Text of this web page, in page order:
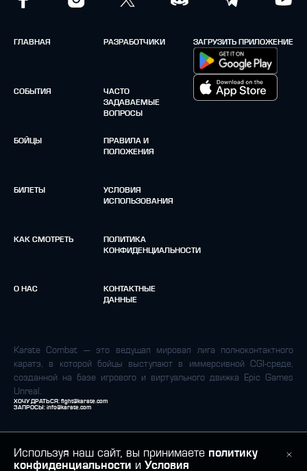
Используя наш сайт, вы принимаете политику
конфиденциальности и Условия
ГЛАВНАЯ
СОБЫТИЯ
БОЙЦЫ
БИЛЕТЫ
КАК СМОТРЕТЬ
О НАС
РАЗРАБОТЧИКИ
ЧАСТО
ЗАДАВАЕМЫЕ
ВОПРОСЫ
ПРАВИЛА И
ПОЛОЖЕНИЯ
УСЛОВИЯ
ИСПОЛЬЗОВАНИЯ
ПОЛИТИКА
КОНФИДЕНЦИАЛЬНОСТИ
КОНТАКТНЫЕ
ДАННЫЕ
ЗАГРУЗИТЬ ПРИЛОЖЕНИЕ
Karate Combat — это ведущая мировая лига полноконтактного
каратэ, в которой бойцы выступают в иммерсивной CGI-среде,
созданной на базе игрового и виртуального движка Epic Games
Unreal.
ХОЧУ ДРАТЬСЯ: fight@karate.com
ЗАПРОСЫ: info@karate.com